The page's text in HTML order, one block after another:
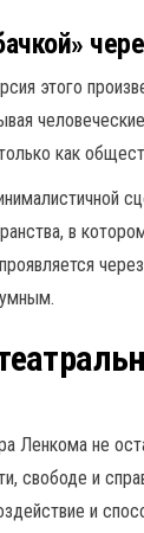
этого
как
в
Ленкома не
свободе и
и